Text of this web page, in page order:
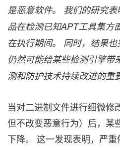
是恶意软件。 我们的研究
品在检测已知APT工具集方
在执行期间。 同时，结果
仍然可能给某些检测引擎带
测和防护技术持续改进的重
当对二进制文件进行细微修
但不改变恶意行为）后，某
下降。 这一发现表明，严